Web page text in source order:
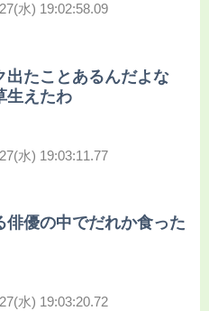
水) 19:02:58.09
出たことあるんだよな
生えたわ
水) 19:03:11.77
俳優の中でだれか食った
水) 19:03:20.72